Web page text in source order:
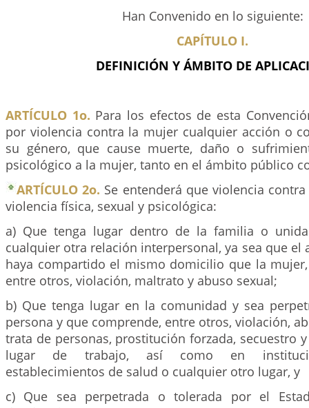
Han Convenido en lo siguiente:
CAPÍTULO I.
DEFINICIÓN Y ÁMBITO DE
ARTÍCULO 1o. Para los efectos de esta
por violencia contra la mujer cualquier acción o
su género, que cause muerte, daño o
psicológico a la mujer, tanto en el ámbito público
ARTÍCULO 2o. Se entenderá que violencia
violencia física, sexual y psicológica:
a) Que tenga lugar dentro de la familia o
cualquier otra relación interpersonal, ya sea que el
haya compartido el mismo domicilio que la
entre otros, violación, maltrato y abuso sexual;
b) Que tenga lugar en la comunidad y sea
persona y que comprende, entre otros, violación,
trata de personas, prostitución forzada, secuestro
lugar de trabajo, así como en
establecimientos de salud o cualquier otro lugar, y
c) Que sea perpetrada o tolerada por el